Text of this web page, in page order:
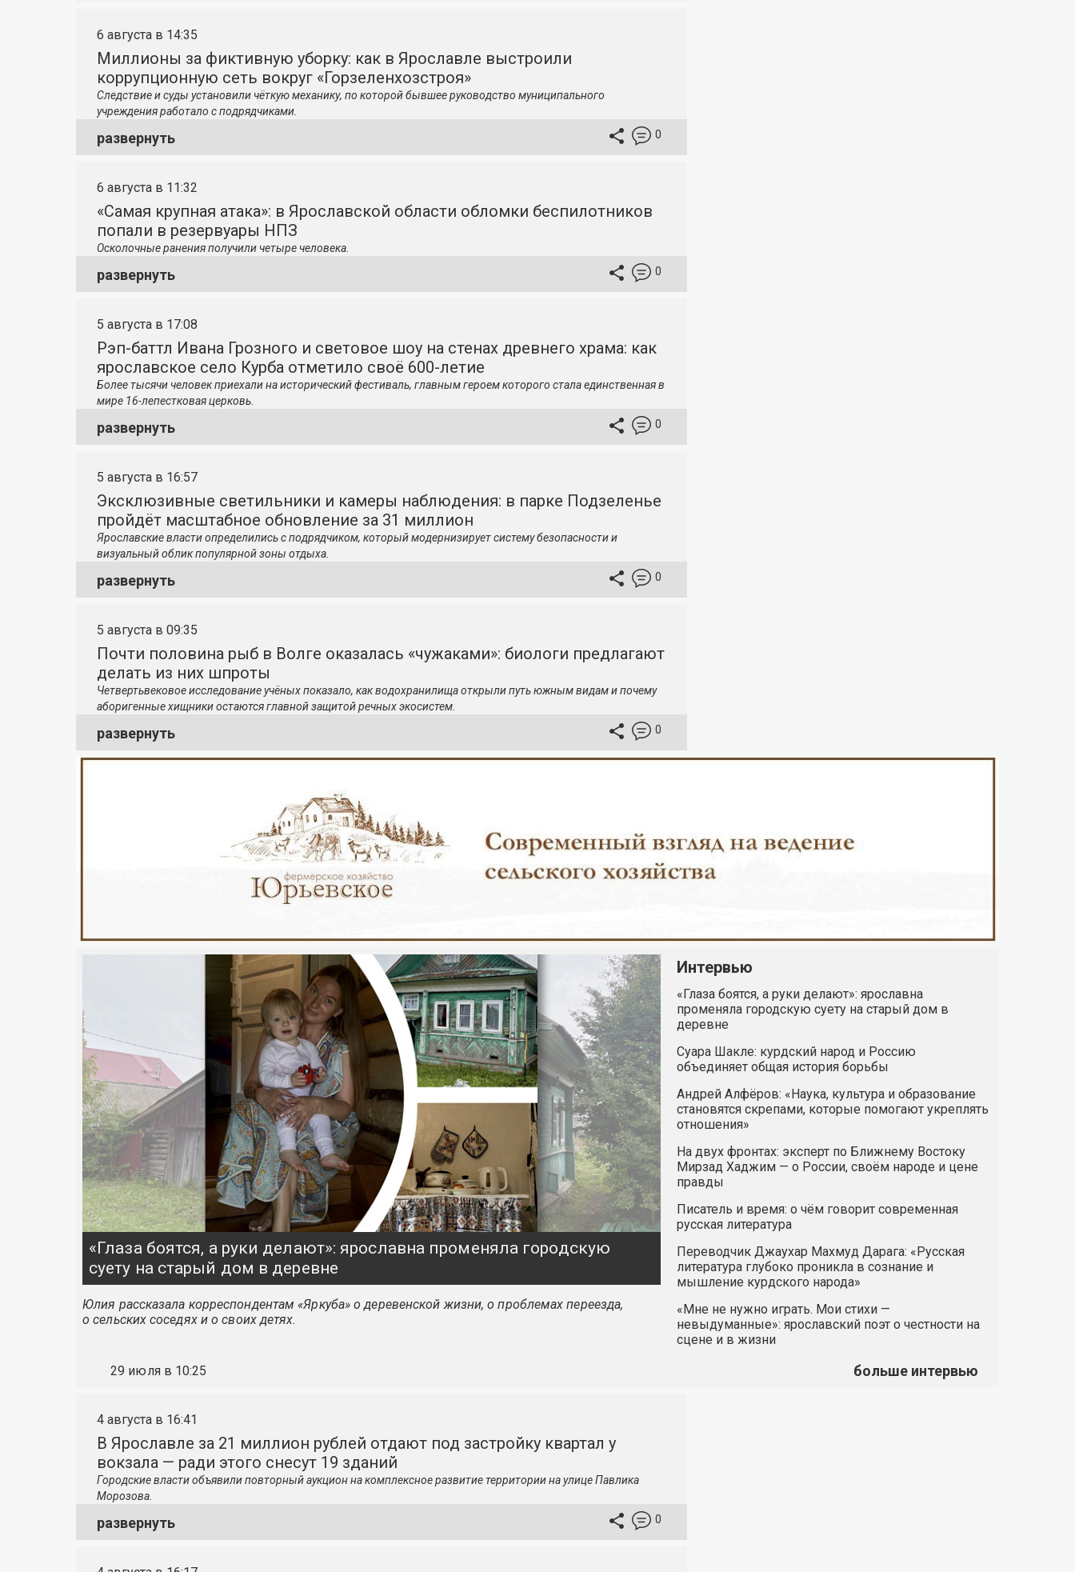
6 августа в 14:35
Миллионы за фиктивную уборку: как в Ярославле выстроили
коррупционную сеть вокруг «Горзеленхозстроя»
Следствие и суды установили чёткую механику, по которой бывшее руководство муниципального
учреждения работало с подрядчиками.
развернуть 0
6 августа в 11:32
«Самая крупная атака»: в Ярославской области обломки беспилотников
попали в резервуары НПЗ
Осколочные ранения получили четыре человека.
развернуть 0
5 августа в 17:08
Рэп-баттл Ивана Грозного и световое шоу на стенах древнего храма: как
ярославское село Курба отметило своё 600-летие
Более тысячи человек приехали на исторический фестиваль, главным героем которого стала единственная в
мире 16-лепестковая церковь.
развернуть 0
5 августа в 16:57
Эксклюзивные светильники и камеры наблюдения: в парке Подзеленье
пройдёт масштабное обновление за 31 миллион
Ярославские власти определились с подрядчиком, который модернизирует систему безопасности и
визуальный облик популярной зоны отдыха.
развернуть 0
5 августа в 09:35
Почти половина рыб в Волге оказалась «чужаками»: биологи предлагают
делать из них шпроты
Четвертьвековое исследование учёных показало, как водохранилища открыли путь южным видам и почему
аборигенные хищники остаются главной защитой речных экосистем.
развернуть 0
«Глаза боятся, а руки делают»: ярославна променяла городскую
суету на старый дом в деревне
Юлия рассказала корреспондентам «Яркуба» о деревенской жизни, о проблемах переезда,
о сельских соседях и о своих детях.
29 июля в 10:25
Интервью
«Глаза боятся, а руки делают»: ярославна
променяла городскую суету на старый дом в
деревне
Суара Шакле: курдский народ и Россию
объединяет общая история борьбы
Андрей Алфёров: «Наука, культура и образование
становятся скрепами, которые помогают укреплять
отношения»
На двух фронтах: эксперт по Ближнему Востоку
Мирзад Хаджим — о России, своём народе и цене
правды
Писатель и время: о чём говорит современная
русская литература
Переводчик Джаухар Махмуд Дарага: «Русская
литература глубоко проникла в сознание и
мышление курдского народа»
«Мне не нужно играть. Мои стихи —
невыдуманные»: ярославский поэт о честности на
сцене и в жизни
больше интервью
4 августа в 16:41
В Ярославле за 21 миллион рублей отдают под застройку квартал у
вокзала — ради этого снесут 19 зданий
Городские власти объявили повторный аукцион на комплексное развитие территории на улице Павлика
Морозова.
развернуть 0